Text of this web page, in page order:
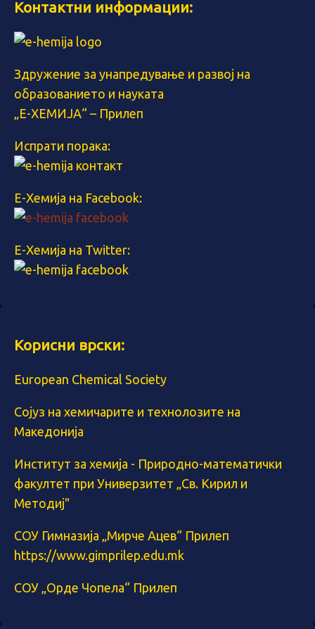
Контактни информации:
Здружение за унапредување и развој на
образованието и науката
„Е-ХЕМИЈА“ – Прилеп
Испрати порака:
Е-Хемија на Facebook:
Е-Хемија на Twitter:
Корисни врски:
European Chemical Society
Сојуз на хемичарите и технолозите на
Македонија
Институт за хемија - Природно-математички
факултет при Универзитет „Св. Кирил и
Методиј"
СОУ Гимназија „Мирче Ацев“ Прилеп
https://www.gimprilep.edu.mk
СОУ „Орде Чопела“ Прилеп